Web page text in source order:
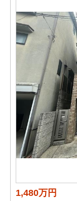
1,480万円